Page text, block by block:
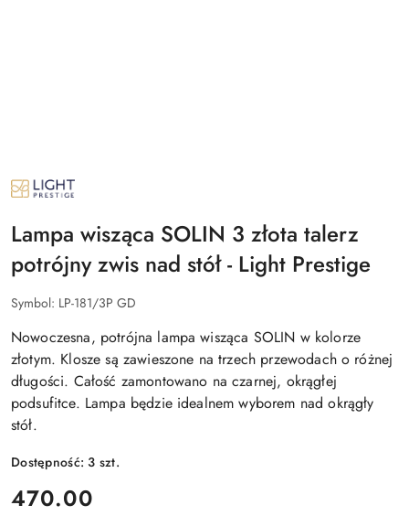
NAZWA
PRODUCENTA:
Lampa wisząca SOLIN 3 złota talerz
potrójny zwis nad stół - Light Prestige
Symbol: LP-181/3P GD
Nowoczesna, potrójna lampa wisząca SOLIN w kolorze
złotym. Klosze są zawieszone na trzech przewodach o różnej
długości. Całość zamontowano na czarnej, okrągłej
podsufitce. Lampa będzie idealnem wyborem nad okrągły
stół.
Dostępność:3 szt.
cena:
470.00